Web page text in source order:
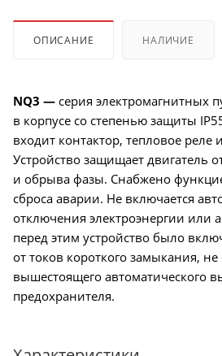
ОПИСАНИЕ НАЛИЧИЕ
NQ3 — серия электромагнитных
в корпусе со степенью защиты
входит контактор, тепловое реле
Устройство защищает двигатель
и обрыва фазы. Снабжено
сброса аварии. Не включается
отключения электроэнергии или
перед этим устройство было
от токов короткого замыкания, не
вышестоящего автоматического
предохранителя.